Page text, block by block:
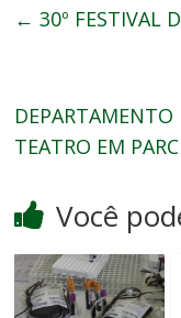
← 30º FESTIVAL
DEPARTAMENTO
TEATRO EM
Você